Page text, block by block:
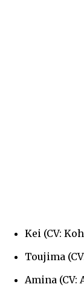
Kei (CV:
Toujima
Amina (CV: